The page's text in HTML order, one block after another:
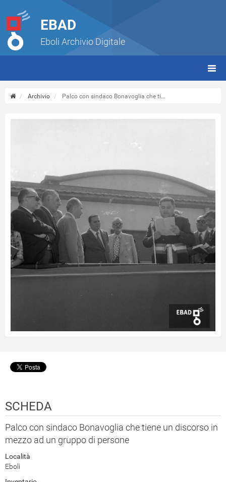
EBAD
Eboli Archivio Digitale
Archivio Palco con sindaco Bonavoglia che ti...
SCHEDA
Palco con sindaco Bonavoglia che tiene un discorso in
mezzo ad un gruppo di persone
Località
Eboli